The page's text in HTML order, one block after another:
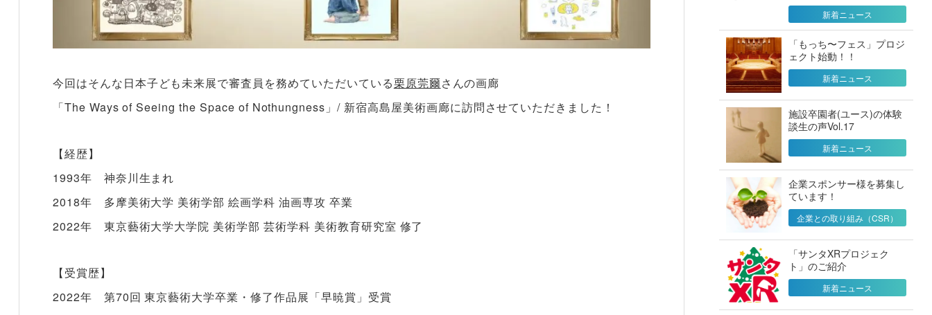
今回はそんな日本子ども未来展で審査員を務めていただいている栗原莞爾さんの画廊
「The Ways of Seeing the Space of Nothungness」/ 新宿高島屋美術画廊に訪問させていただきました！
【経歴】
1993年 神奈川生まれ
2018年 多摩美術大学 美術学部 絵画学科 油画専攻 卒業
2022年 東京藝術大学大学院 美術学部 芸術学科 美術教育研究室 修了
【受賞歴】
2022年 第70回 東京藝術大学卒業・修了作品展 「早暁賞」受賞
新着ニュース
「もっち〜フェス」プロジ
ェクト始動！！
新着ニュース
施設卒園者(ユース)の体験
談生の声Vol.17
新着ニュース
企業スポンサー様を募集し
ています！
企業との取り組み（CSR）
「サンタXRプロジェク
ト」のご紹介
新着ニュース